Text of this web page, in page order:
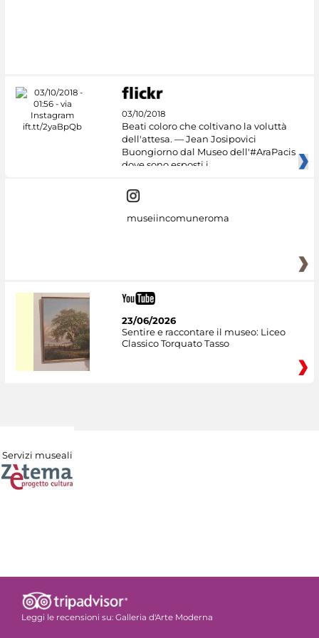
03/10/2018
Beati coloro che coltivano la voluttà
dell'attesa. — Jean Josipovici
Buongiorno dal Museo dell'#AraPacis
dove sono esposti i
museiincomuneroma
23/06/2026
Sentire e raccontare il museo: Liceo
Classico Torquato Tasso
Servizi museali
Leggi le recensioni su: Galleria d'Arte Moderna